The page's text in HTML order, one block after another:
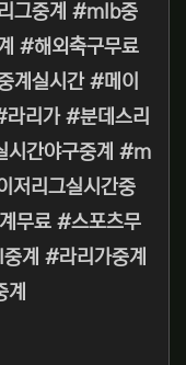
그중계 #mlb중
#해외축구무료
계실시간 #메이
리가 #분데스리
간야구중계 #m
저리그실시간중
무료 #스포츠무
계 #라리가중계